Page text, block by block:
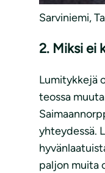
Sarviniemi,
2. Miksi ei
Lumitykkejä
teossa
yhteydessä.
paljon muita